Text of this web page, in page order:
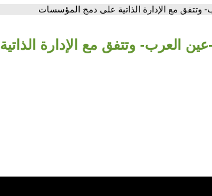
وتتفق مع الإدارة الذاتية على دمج المؤسسات
العرب- وتتفق مع الإدارة الذاتية